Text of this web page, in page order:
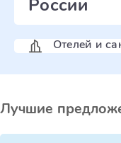
России
Отелей и
Лучшие